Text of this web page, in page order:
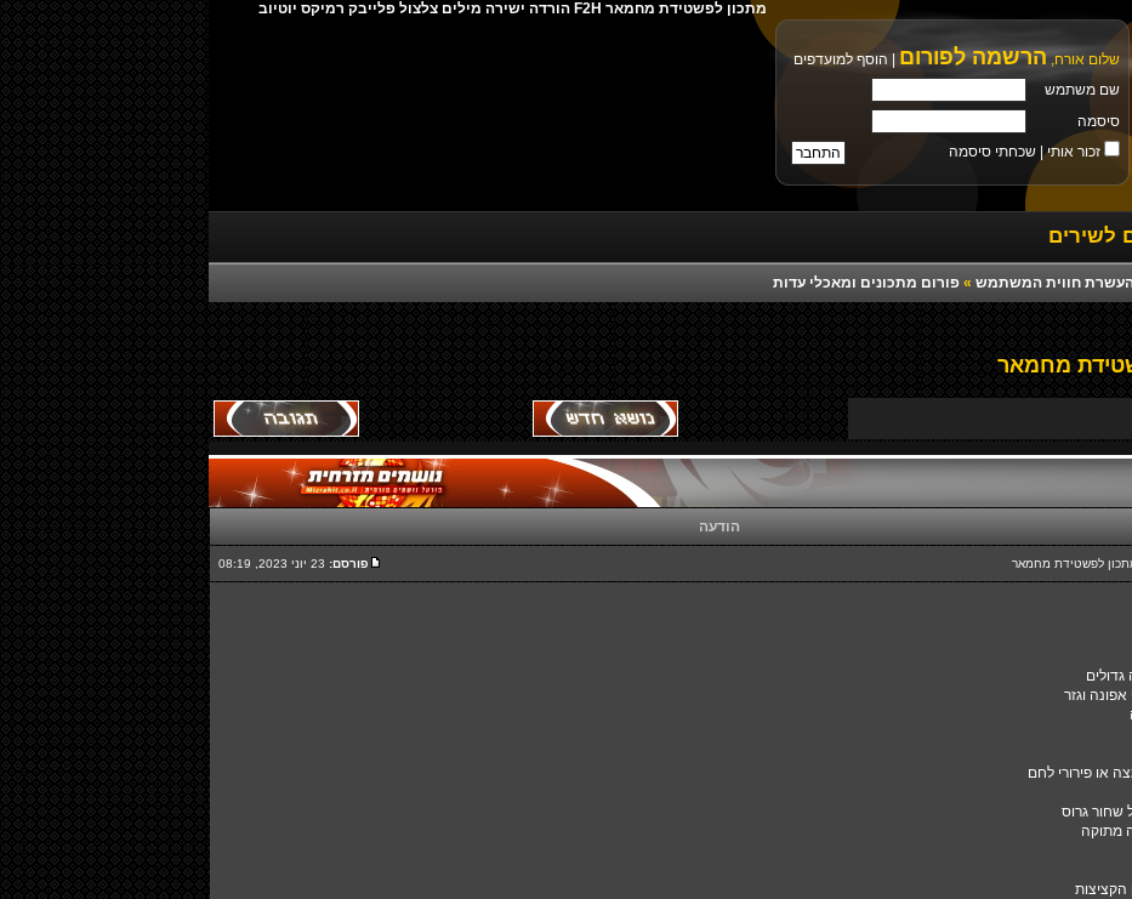
שלום אורח, הרשמה לפורום
הוסף למועדפים
שם משתמש
סיסמה
זכור אותי |שכחתי סיסמה
מתכון לפשטידת מחמאר F2H הורדה ישירה מילים צלצול פלייבק רמיקס יוטיוב
לשירים
והעשרת חווית המשתמש » פורום מתכונים ומאכלי עדות
מחמאר
הודעה
לפשטידת מחמאר פורסם:
שחור גרוס
הקציצות